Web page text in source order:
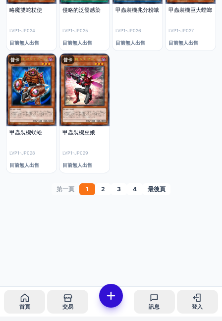
略魔雙蛇杖使
LVP1-JP024
目前無人出售
侵略的泛發感染
LVP1-JP025
目前無人出售
甲蟲裝機兆分粉蛾
LVP1-JP026
目前無人出售
甲蟲裝機巨大螳螂
LVP1-JP027
目前無人出售
普卡
甲蟲裝機蜈蚣
LVP1-JP028
目前無人出售
普卡
甲蟲裝機豆娘
LVP1-JP029
目前無人出售
第一頁 1 2 3 4 最後頁
首頁 交易 訊息 登入